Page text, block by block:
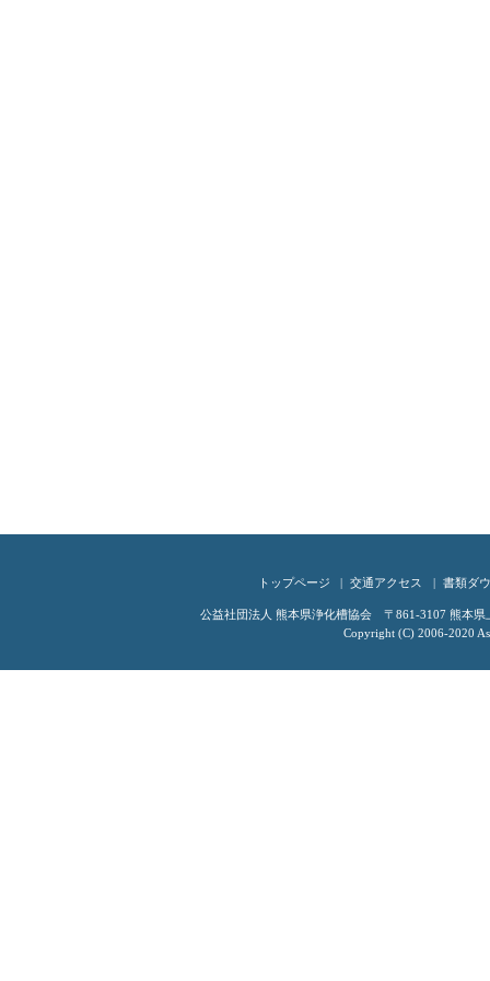
トップページ 交通アクセス 書類ダ
公益社団法人 熊本県浄化槽協会 〒861-3107 熊本
Copyright (C) 2006-2020